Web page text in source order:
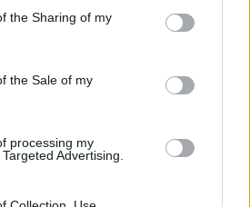
the Sharing of my
the Sale of my
processing my
Advertising.
che certi progressisti
titolo — dispensano con così
Meloni dovrebbe sposare
Schlein, andando incontro